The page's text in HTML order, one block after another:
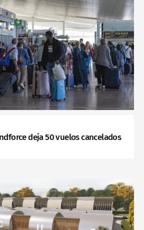
deja 50 vuelos cancelados